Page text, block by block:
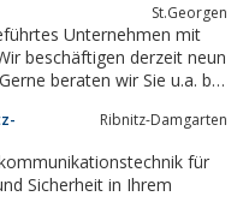
St.Georgen
Unternehmen mit
beschäftigen derzeit neun
beraten wir Sie u.a. bei
Sie unsere Website
Ribnitz-Damgarten